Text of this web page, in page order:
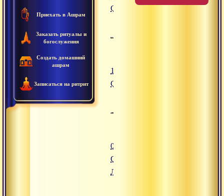
Приехать в Ашрам
Заказать ритуалы и
богослужения
Создать домашний
ашрам
Записаться на ритрит
Сатсанг
13.06.2016
Сатсанг
02.08.2016
Сатсанг,
Латвия